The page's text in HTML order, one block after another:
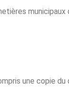
municipaux
une copie